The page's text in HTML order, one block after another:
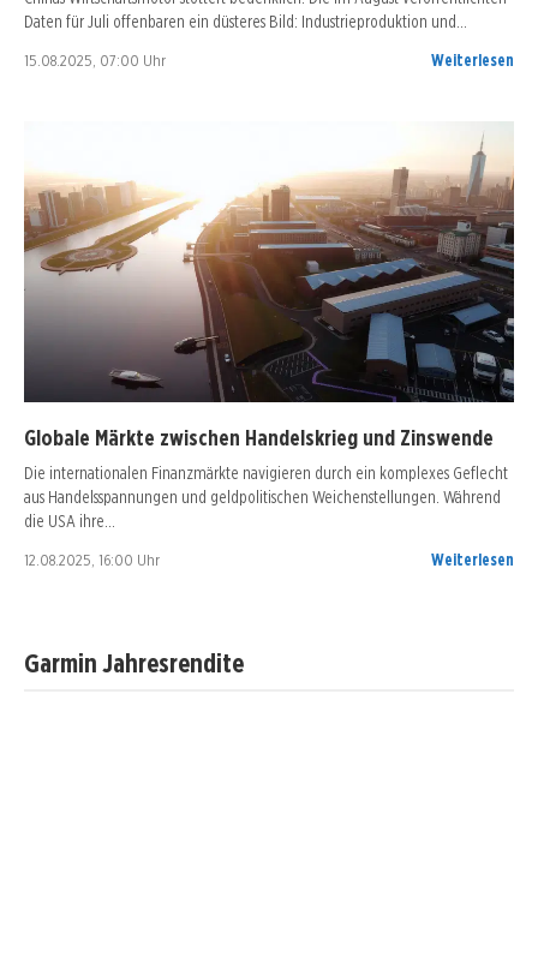
Daten für Juli offenbaren ein düsteres Bild: Industrieproduktion und…
15.08.2025, 07:00 Uhr Weiterlesen
Globale Märkte zwischen Handelskrieg und Zinswende
Die internationalen Finanzmärkte navigieren durch ein komplexes Geflecht
aus Handelsspannungen und geldpolitischen Weichenstellungen. Während
die USA ihre…
12.08.2025, 16:00 Uhr Weiterlesen
Garmin Jahresrendite